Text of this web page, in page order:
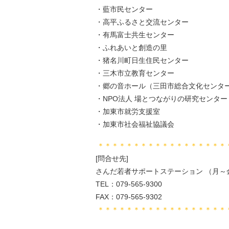
・藍市民センター
・高平ふるさと交流センター
・有馬富士共生センター
・ふれあいと創造の里
・猪名川町日生住民センター
・三木市立教育センター
・郷の音ホール（三田市総合文化センタ
・NPO法人 場とつながりの研究センター
・加東市就労支援室
・加東市社会福祉協議会
＊＊＊＊＊＊＊＊＊＊＊＊＊＊＊＊＊
[問合せ先]
さんだ若者サポートステーション （月
TEL：079-565-9300
FAX：079-565-9302
＊＊＊＊＊＊＊＊＊＊＊＊＊＊＊＊＊